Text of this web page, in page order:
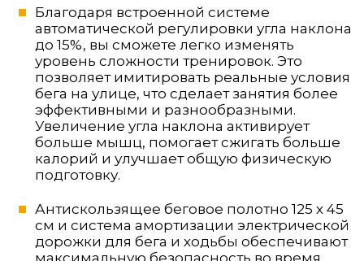
Благодаря встроенной системе
автоматической регулировки угла наклона
до 15%, вы сможете легко изменять
уровень сложности тренировок. Это
позволяет имитировать реальные условия
бега на улице, что сделает занятия более
эффективными и разнообразными.
Увеличение угла наклона активирует
больше мышц, помогает сжигать больше
калорий и улучшает общую физическую
подготовку.
Антискользящее беговое полотно 125 х 45
см и система амортизации электрической
дорожки для бега и ходьбы обеспечивают
максимальную безопасность во время